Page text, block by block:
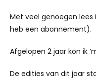
Met veel genoegen lees
heb een abonnement).
Afgelopen 2 jaar kon ik
De edities van dit jaar